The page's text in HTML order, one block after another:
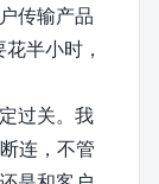
传输产品
半小时，
过关。我
连，不管